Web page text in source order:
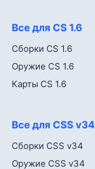
Все для CS 1.6
Сборки CS 1.6
Оружие CS 1.6
Карты CS 1.6
Все для CSS v34
Сборки CSS v34
Оружие CSS v34